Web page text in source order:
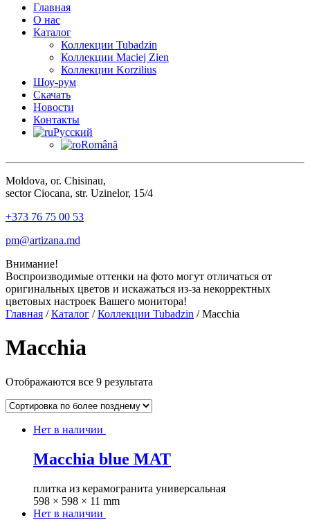
Главная
О нас
Каталог
Коллекции Tubadzin
Коллекции Maciej Zien
Коллекции Korzilius
Шоу-рум
Скачать
Новости
Контакты
Русский
Română
Moldova, or. Chisinau,
sector Ciocana, str. Uzinelor, 15/4
+373 76 75 00 53
pm@artizana.md
Внимание!
Воспроизводимые оттенки на фото могут отличаться от
оригинальных цветов и искажаться из-за некорректных
цветовых настроек Вашего монитора!
Главная /Каталог /Коллекции Tubadzin / Macchia
Macchia
Отображаются все 9 результата
Нет в наличии
Macchia blue MAT
плитка из керамогранита универсальная
598 × 598 × 11 mm
Нет в наличии